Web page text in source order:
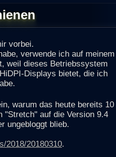
vorbei.
verwende ich auf meinem
weil dieses Betriebssystem
Displays bietet, die ich
warum das heute bereits 10
"Stretch" auf die Version 9.4
ungebloggt blieb.
2018/20180310.